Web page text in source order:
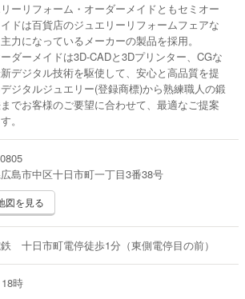
ーリフォーム・オーダーメイドともセミオー
ドは百貨店のジュエリーリフォームフェアな
力になっているメーカーの製品を採用。
ダーメイドは3D-CADと3Dプリンター、CGな
デジタル技術を駆使して、安心と高品質を提
ジタルジュエリー(登録商標)から熟練職人の鍛
でお客様のご要望に合わせて、最適なご提案
。
島市中区十日市町一丁目3番38号
図を見る
十日市町電停徒歩1分（東側電停目の前）
時